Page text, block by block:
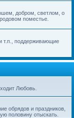
добром, светлом, о
поместье.
т.п., поддерживающие
Любовь.
обрядов и праздников,
половину отыскать.